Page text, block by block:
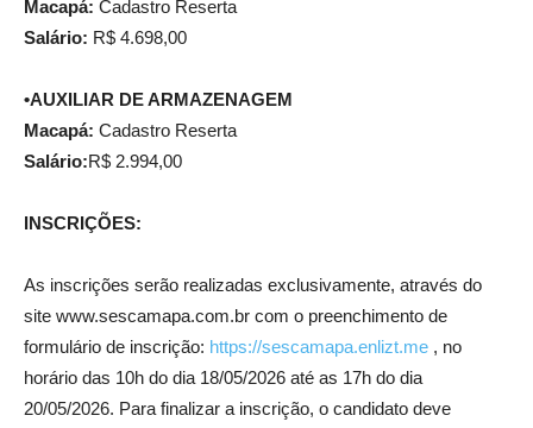
Macapá: Cadastro Reserta
Salário: R$ 4.698,00
•AUXILIAR DE ARMAZENAGEM
Macapá: Cadastro Reserta
Salário:R$ 2.994,00
INSCRIÇÕES:
As inscrições serão realizadas exclusivamente, através do
site www.sescamapa.com.br com o preenchimento de
formulário de inscrição: https://sescamapa.enlizt.me , no
horário das 10h do dia 18/05/2026 até as 17h do dia
20/05/2026. Para finalizar a inscrição, o candidato deve